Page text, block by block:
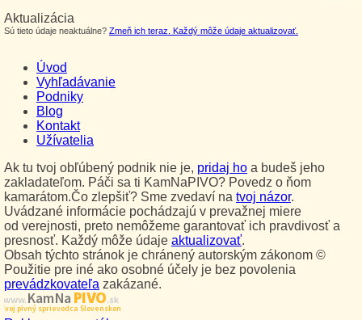
Aktualizácia
Sú tieto údaje neaktuálne? Zmeň ich teraz. Každý môže údaje aktualizovať.
Úvod
Vyhľadávanie
Podniky
Blog
Kontakt
Užívatelia
Ak tu tvoj obľúbený podnik nie je, pridaj ho a budeš jeho
zakladateľom. Páči sa ti KamNaPIVO? Povedz o ňom
kamarátom.Čo zlepšiť? Sme zvedaví na tvoj názor.
Uvádzané informácie pochádzajú v prevažnej miere
od verejnosti, preto nemôžeme garantovať ich pravdivosť a
presnosť. Každý môže údaje aktualizovať.
Obsah týchto stránok je chránený autorským zákonom ©
Použitie pre iné ako osobné účely je bez povolenia
prevádzkovateľa zakázané.
www.Kam NaPIVO.sk
Tvoj pivný sprievodca Slovenskom